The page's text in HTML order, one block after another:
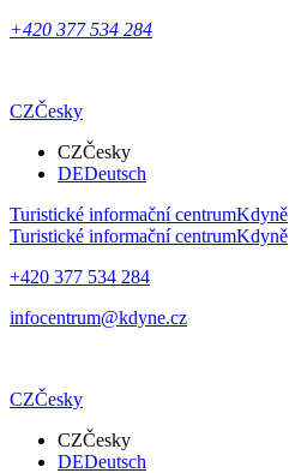
+420 377 534 284
CZČesky
CZČesky
DEDeutsch
Turistické informační centrumKdyně
Turistické informační centrumKdyně
+420 377 534 284
infocentrum@kdyne.cz
CZČesky
CZČesky
DEDeutsch